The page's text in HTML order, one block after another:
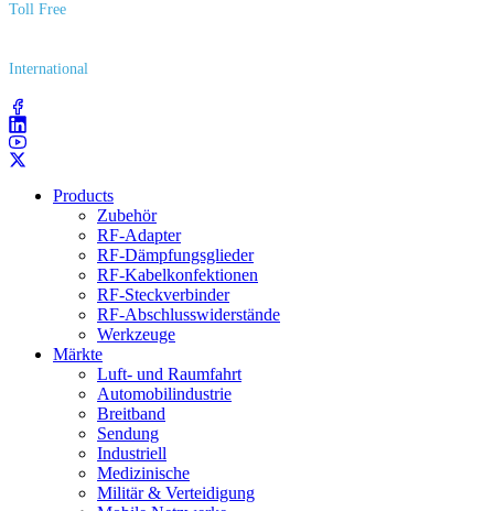
Toll Free
International
Products
Zubehör
RF-Adapter
RF-Dämpfungsglieder
RF-Kabelkonfektionen
RF-Steckverbinder
RF-Abschlusswiderstände
Werkzeuge
Märkte
Luft- und Raumfahrt
Automobilindustrie
Breitband
Sendung
Industriell
Medizinische
Militär & Verteidigung